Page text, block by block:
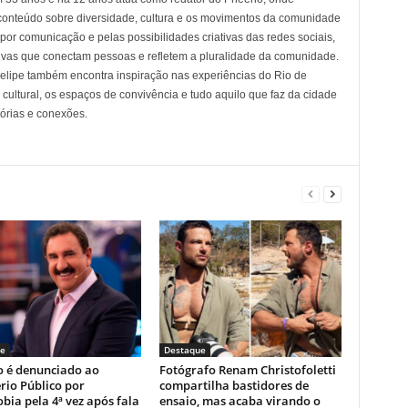
sobre diversidade, cultura e os movimentos da comunidade
comunicação e pelas possibilidades criativas das redes sociais,
que conectam pessoas e refletem a pluralidade da comunidade.
também encontra inspiração nas experiências do Rio de
os espaços de convivência e tudo aquilo que faz da cidade
e conexões.
é denunciado ao
Público por
pela 4ª vez após fala
Destaque
Fotógrafo Renam Christofoletti
compartilha bastidores de
ensaio, mas acaba virando o